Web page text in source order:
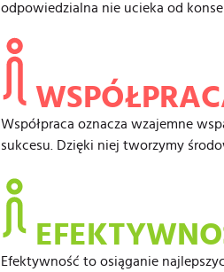
odpowiedzialna nie ucieka od
Współpraca oznacza wzajemne
sukcesu. Dzięki niej tworzymy
Efektywność to osiąganie